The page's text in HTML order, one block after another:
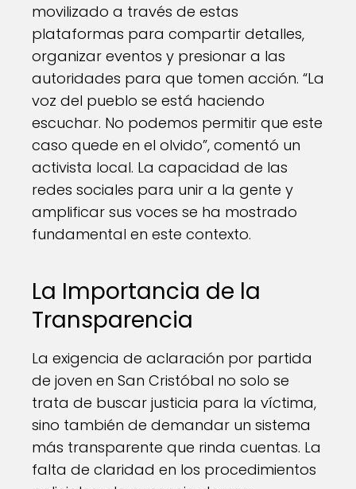
movilizado a través de estas
plataformas para compartir detalles,
organizar eventos y presionar a las
autoridades para que tomen acción. “La
voz del pueblo se está haciendo
escuchar. No podemos permitir que este
caso quede en el olvido”, comentó un
activista local. La capacidad de las
redes sociales para unir a la gente y
amplificar sus voces se ha mostrado
fundamental en este contexto.
La Importancia de la
Transparencia
La exigencia de aclaración por partida
de joven en San Cristóbal no solo se
trata de buscar justicia para la víctima,
sino también de demandar un sistema
más transparente que rinda cuentas. La
falta de claridad en los procedimientos